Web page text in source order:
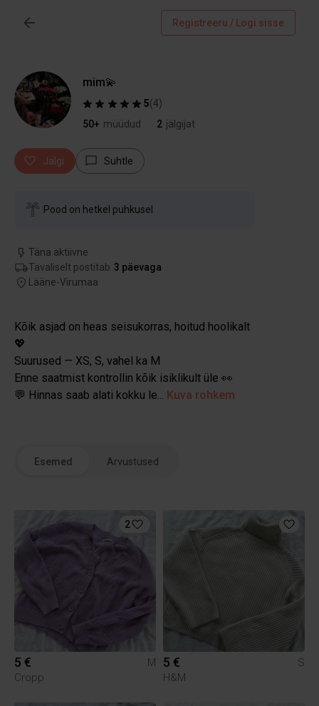
Registreeru / Logi sisse
mim💫
5(4)
50+ müüdud 2 jälgijat
Jälgi Suhtle
Pood on hetkel puhkusel
Täna aktiivne
Tavaliselt postitab 3 päevaga
Lääne-Virumaa
Kõik asjad on heas seisukorras, hoitud hoolikalt
💖
Suurused — XS, S, vahel ka M
Enne saatmist kontrollin kõik isiklikult üle 👀
💬 Hinnas saab alati kokku le... Kuva rohkem
Esemed Arvustused
2
5 €
M
Cropp
5 €
S
H&M